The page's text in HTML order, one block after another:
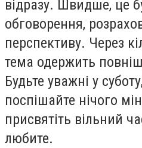
вiдразу. Швидше, це
обговорення,
перспективу. Через
тема одержить
Будьте уважнi у
поспiшайте нiчого
присвятiть вiльний
любите.